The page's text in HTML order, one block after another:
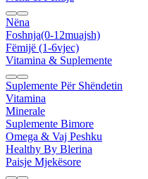
Nëna
Foshnja(0-12muajsh)
Fëmijë (1-6vjec)
Vitamina & Suplemente
Suplemente Për Shëndetin
Vitamina
Minerale
Suplemente Bimore
Omega & Vaj Peshku
Healthy By Blerina
Paisje Mjekësore